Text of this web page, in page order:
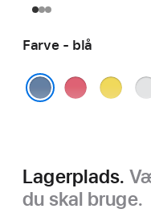
Farve - blå
lyserødgul
Lagerplads.
du skal bruge.